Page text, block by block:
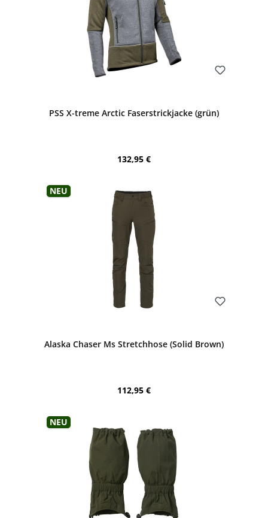
PSS X-treme Arctic Faserstrickjacke (grün)
Regulärer Preis:
132,95 €
Neu
Alaska Chaser Ms Stretchhose (Solid Brown)
Regulärer Preis:
112,95 €
Neu